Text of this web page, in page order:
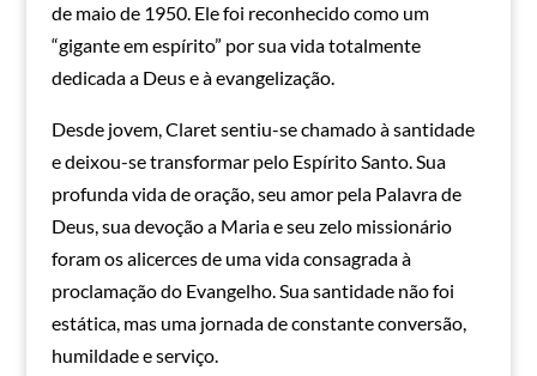
de maio de 1950. Ele foi reconhecido como um
“gigante em espírito” por sua vida totalmente
dedicada a Deus e à evangelização.
Desde jovem, Claret sentiu-se chamado à santidade
e deixou-se transformar pelo Espírito Santo. Sua
profunda vida de oração, seu amor pela Palavra de
Deus, sua devoção a Maria e seu zelo missionário
foram os alicerces de uma vida consagrada à
proclamação do Evangelho. Sua santidade não foi
estática, mas uma jornada de constante conversão,
humildade e serviço.